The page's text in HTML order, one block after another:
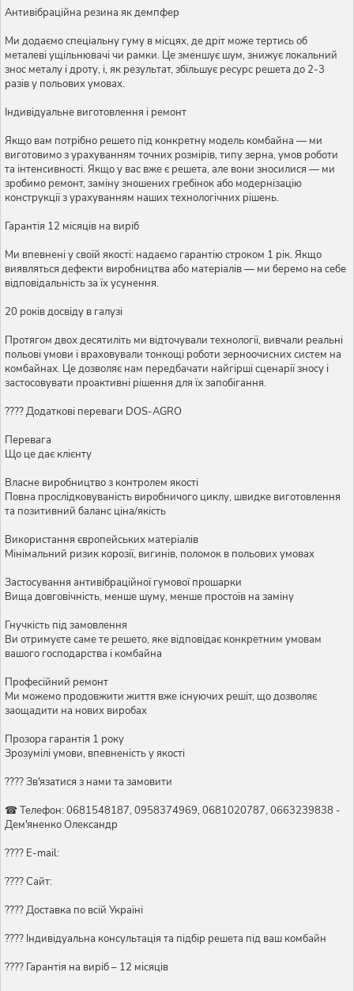
Антивібраційна резина як демпфер
Ми додаємо спеціальну гуму в місцях, де дріт може тертись об
металеві ущільнювачі чи рамки. Це зменшує шум, знижує локальний
знос металу і дроту, і, як результат, збільшує ресурс решета до 2-3
разів у польових умовах.
Індивідуальне виготовлення і ремонт
Якщо вам потрібно решето під конкретну модель комбайна — ми
виготовимо з урахуванням точних розмірів, типу зерна, умов роботи
та інтенсивності. Якщо у вас вже є решета, але вони зносилися — ми
зробимо ремонт, заміну зношених гребінок або модернізацію
конструкції з урахуванням наших технологічних рішень.
Гарантія 12 місяців на виріб
Ми впевнені у своїй якості: надаємо гарантію строком 1 рік. Якщо
виявляться дефекти виробництва або матеріалів — ми беремо на себе
відповідальність за їх усунення.
20 років досвіду в галузі
Протягом двох десятиліть ми відточували технології, вивчали реальні
польові умови і враховували тонкощі роботи зерноочисних систем на
комбайнах. Це дозволяє нам передбачати найгірші сценарії зносу і
застосовувати проактивні рішення для їх запобігання.
???? Додаткові переваги DOS-AGRO
Перевага
Що це дає клієнту
Власне виробництво з контролем якості
Повна прослідковуваність виробничого циклу, швидке виготовлення
та позитивний баланс ціна/якість
Використання європейських матеріалів
Мінімальний ризик корозії, вигинів, поломок в польових умовах
Застосування антивібраційної гумової прошарки
Вища довговічність, менше шуму, менше простоїв на заміну
Гнучкість під замовлення
Ви отримуєте саме те решето, яке відповідає конкретним умовам
вашого господарства і комбайна
Професійний ремонт
Ми можемо продовжити життя вже існуючих решіт, що дозволяє
заощадити на нових виробах
Прозора гарантія 1 року
Зрозумілі умови, впевненість у якості
???? Зв'язатися з нами та замовити
☎ Телефон: 0681548187, 0958374969, 0681020787, 0663239838 -
Дем'яненко Олександр
???? E-mail:
???? Сайт:
???? Доставка по всій Україні
????️ Індивідуальна консультація та підбір решета під ваш комбайн
???? Гарантія на виріб – 12 місяців